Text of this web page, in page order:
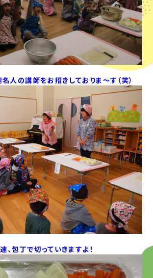
人の講師をお招きしておりま～す（笑）
、包丁で切っていきますよ！